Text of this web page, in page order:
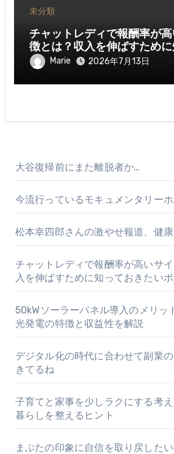
未分類
チャットレディで報酬率が
徴とは？収入を伸ばすために
いポイント
Marie 2026年7月13日
大谷復帰前にまた離脱者か…
今流行っているモキュメンタリー
松本幸四郎さんの激やせ報道、健
チャットレディで報酬率が高いサ
入を伸ばすために知っておきたいポ
50kWソーラーパネル導入のメリッ
光発電の特徴と収益性を解説
デジタル化の時代に合わせて副業
きてるね
子育てと家事を少しラクにする考
暮らしを整えるヒント
まぶたの印象に自信を取り戻した